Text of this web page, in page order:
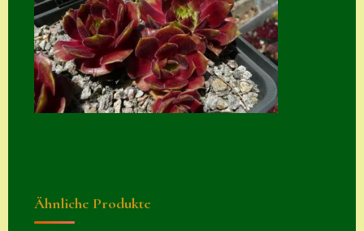
Ähnliche Produkte